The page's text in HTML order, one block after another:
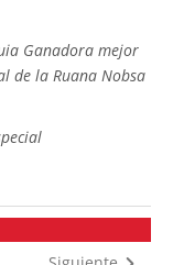
Ganadora mejor
de la Ruana Nobsa